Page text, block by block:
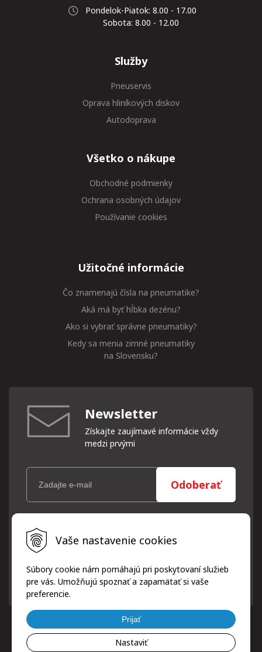
Vaše nastavenie cookies
Súbory cookie nám pomáhajú pri poskytovaní služieb
pre vás. Umožňujú spoznať a zapamätať si vaše
preferencie.
Prijať
Nastaviť
Pondelok-Piatok: 8.00 - 17.00
Sobota: 8.00 - 12.00
Služby
Pneuservis
Oprava hliníkových diskov
Autodoprava
Všetko o nákupe
Obchodné podmienky
Ochrana osobných údajov
Používanie cookies
Užitočné informácie
Čo znamenajú čísla na pneumatike?
Aká má byť hĺbka dezénu?
Ako si vybrať správne pneumatiky?
Kedy sa menia zimné pneumatiky
na Slovensku?
Newsletter
Získajte zaujímavé informácie vždy
medzi prvými
Odoberať
Vaše osobné údaje (email) budeme spracovávať len za týmto
účelom v súlade s platnou legislatívou a zásadami ochrany
osobných údajov. Súhlas potvrdíte kliknutím na odkaz, ktorý
písomne, emailom alebo kliknutím na odkaz z ktoréhokoľvek
informačného emailu.
© 2026 ProfiPneuServis!